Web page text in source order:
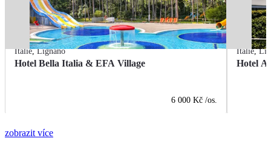
Itálie,Lignano
Hotel Bella Italia & EFA Village
6 000 Kč /os.
Itálie,
Hotel
zobrazit více